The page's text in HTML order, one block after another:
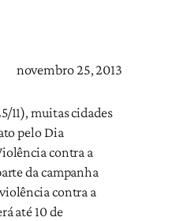
novembro 25, 2013
11), muitas cidades
pelo Dia
contra a
da campanha
contra a
até 10 de